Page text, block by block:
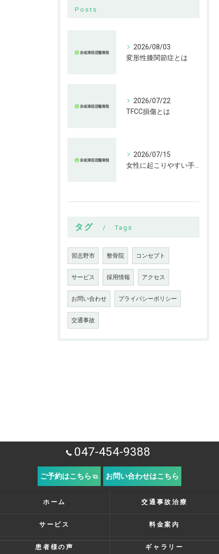
Posts
2026/08/03
変形性膝関節症とは
2026/07/22
TFCC損傷とは
2026/07/15
タグ Tags
習志野市 整骨院 コンセプト
サービス 採用情報 アクセス
お問い合わせ プライバシーポリシー
交通事故
047-454-9388
ご予約はこちら お問い合わせはこちら
ホーム 交通事故治療
サービス 料金案内
患者様の声 ギャラリー